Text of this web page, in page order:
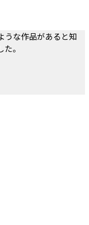
うな作品があると知
。